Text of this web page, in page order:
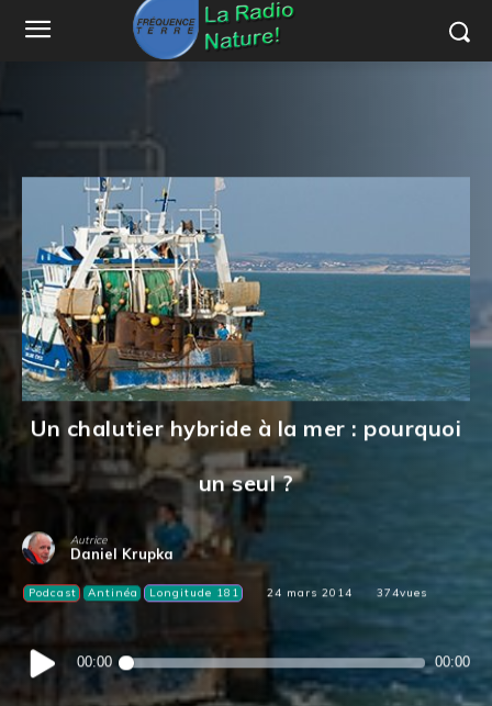
Un chalutier hybride à la mer : pourquoi
un seul ?
Autrice
Daniel Krupka
Podcast Antinéa Longitude 181 24 mars 2014 374vues
Lecteur
audio
00:00 00:00